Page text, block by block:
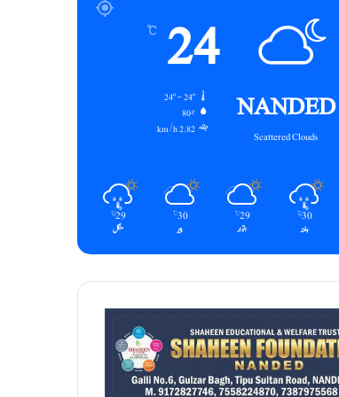
NANDED
Scattered Clouds
24
℃
24º - 24º
80%
2.82 km/h
30
℃
ہفتہ
29
℃
اتوار
30
℃
پیر
29
℃
منگل